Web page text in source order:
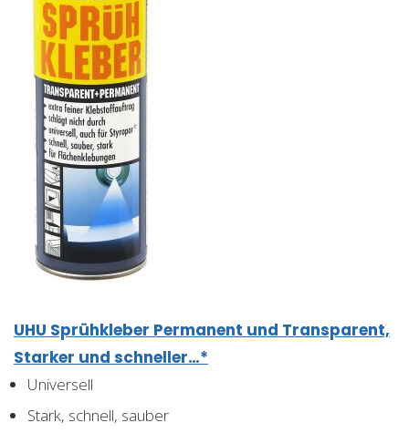
UHU Sprühkleber Permanent und Transparent,
Starker und schneller…*
Universell
Stark, schnell, sauber